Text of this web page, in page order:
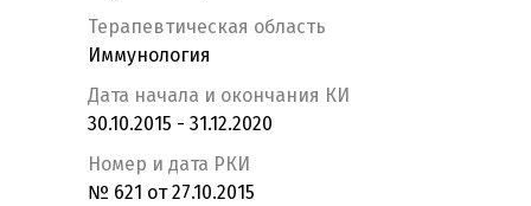
Терапевтическая область
Иммунология
Дата начала и окончания КИ
30.10.2015 - 31.12.2020
Номер и дата РКИ
№ 621 от 27.10.2015